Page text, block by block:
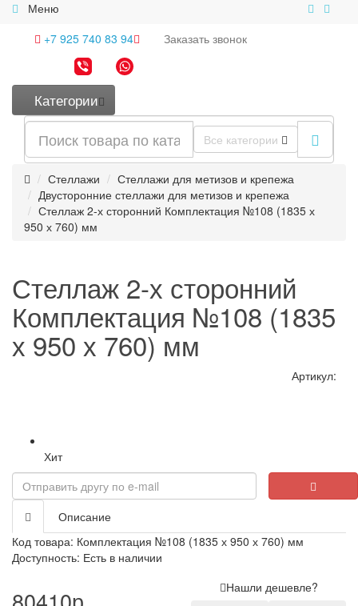
Меню
+7 925 740 83 94
Заказать звонок
Категории
Все категории
Стеллажи
Стеллажи для метизов и крепежа
Двусторонние стеллажи для метизов и крепежа
Стеллаж 2-х сторонний Комплектация №108 (1835 х
950 х 760) мм
Стеллаж 2-х сторонний
Комплектация №108 (1835
х 950 х 760) мм
Артикул:
Loading...
Хит
Описание
Код товара: Комплектация №108 (1835 х 950 х 760) мм
Доступность: Есть в наличии
Нашли дешевле?